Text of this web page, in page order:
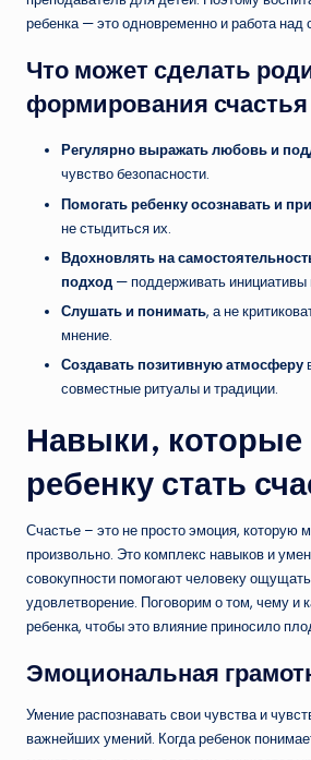
ребенка — это одновременно и работа над
Что может сделать
формирования счастья
Регулярно выражать любовь и
чувство безопасности.
Помогать ребенку осознавать и
не стыдиться их.
Вдохновлять на
подход — поддерживать
Слушать и понимать, а не
мнение.
Создавать позитивную атмосферу
совместные ритуалы и традиции.
Навыки, которые
ребенку стать
Счастье – это не просто эмоция, которую
произвольно. Это комплекс навыков и
совокупности помогают человеку
удовлетворение. Поговорим о том, чему и
ребенка, чтобы это влияние приносило
Эмоциональная
Умение распознавать свои чувства и
важнейших умений. Когда ребенок